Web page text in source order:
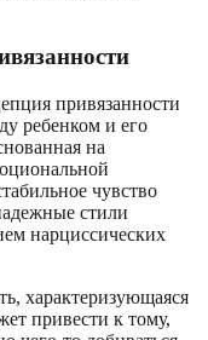
привязанности
ребенком и его
на
чувство
стили
нарциссических
характеризующаяся
привести к тому,